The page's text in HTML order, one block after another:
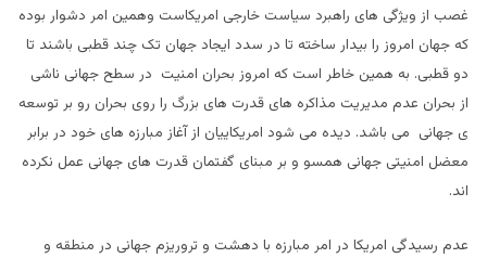
غصب از ویژگی های راهبرد سیاست خارجی امریکاست وهمین امر دشوار بوده
که جهان امروز را بیدار ساخته تا در سدد ایجاد جهان تک چند قطبی باشند تا
دو قطبی. به همین خاطر است که امروز بحران امنیت در سطح جهانی ناشی
از بحران عدم مدیریت مذاکره های قدرت های بزرگ را روی بحران رو بر توسعه
ی جهانی می باشد. دیده می شود امریکاییان از آغاز مبارزه های خود در برابر
معضل امنیتی جهانی همسو و بر مبنای گفتمان قدرت های جهانی عمل نکرده
اند.
عدم رسیدگی امریکا در امر مبارزه با دهشت و تروریزم جهانی در منطقه و